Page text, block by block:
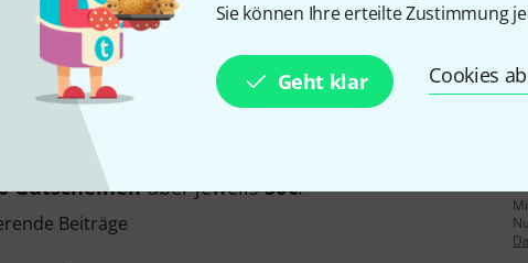
Sie können Ihre erteilte Zustimmung
Geht klar Cookies
Newsletter
Thomann Newsletter und gewinne mit etwas Glück
Gutscheinenüber jeweils50€!
Beiträge